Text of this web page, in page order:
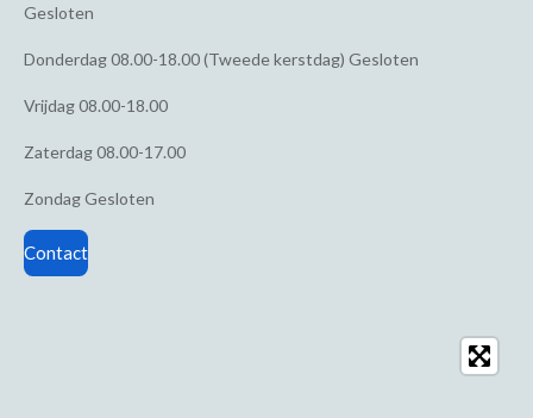
Gesloten
Donderdag08.00-18.00 (Tweede kerstdag) Gesloten
Vrijdag08.00-18.00
Zaterdag08.00-17.00
ZondagGesloten
Contact